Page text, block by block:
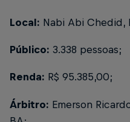
Local: Nabi Abi Chedid,
Público: 3.338 pessoas;
Renda: R$ 95.385,00;
Árbitro: Emerson